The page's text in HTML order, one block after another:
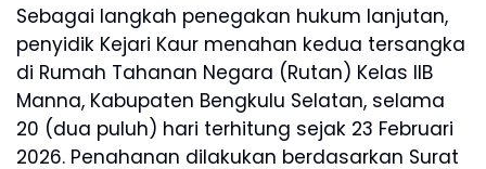
Sebagai langkah penegakan hukum lanjutan,
penyidik Kejari Kaur menahan kedua tersangka
di Rumah Tahanan Negara (Rutan) Kelas IIB
Manna, Kabupaten Bengkulu Selatan, selama
20 (dua puluh) hari terhitung sejak 23 Februari
2026. Penahanan dilakukan berdasarkan Surat